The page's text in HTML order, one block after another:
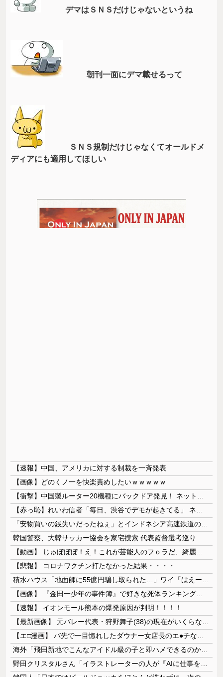
デマはＳＮＳだけじゃないというね
朝刊一面にデマ載せるって
ＳＮＳ規制だけじゃなくてオールドメ
ディアにも適用してほしい
【速報】中国、アメリカに対する制裁を一斉発表
【画像】どのくノ一を快楽責めしたいｗｗｗｗｗ
韓国警察、大韓サッカー協会を家宅捜索 代表監督選考巡り
【悲報】 コロナワクチン打たなかった結果・・・・
【速報】 イオンモール熊本の爆発原因が判明！！！！